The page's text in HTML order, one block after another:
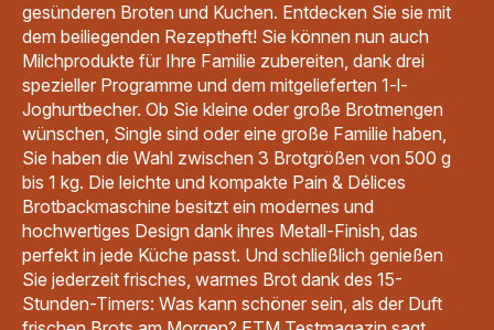
gesünderen Broten und Kuchen. Entdecken Sie sie mit
dem beiliegenden Rezeptheft! Sie können nun auch
Milchprodukte für Ihre Familie zubereiten, dank drei
spezieller Programme und dem mitgelieferten 1-l-
Joghurtbecher. Ob Sie kleine oder große Brotmengen
wünschen, Single sind oder eine große Familie haben,
Sie haben die Wahl zwischen 3 Brotgrößen von 500 g
bis 1 kg. Die leichte und kompakte Pain & Délices
Brotbackmaschine besitzt ein modernes und
hochwertiges Design dank ihres Metall-Finish, das
perfekt in jede Küche passt. Und schließlich genießen
Sie jederzeit frisches, warmes Brot dank des 15-
Stunden-Timers: Was kann schöner sein, als der Duft